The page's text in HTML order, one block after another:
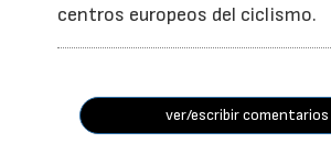
centros europeos del ciclismo.
ver/escribir comentarios